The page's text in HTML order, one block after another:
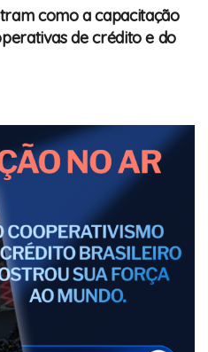
como a capacitação
de crédito e do